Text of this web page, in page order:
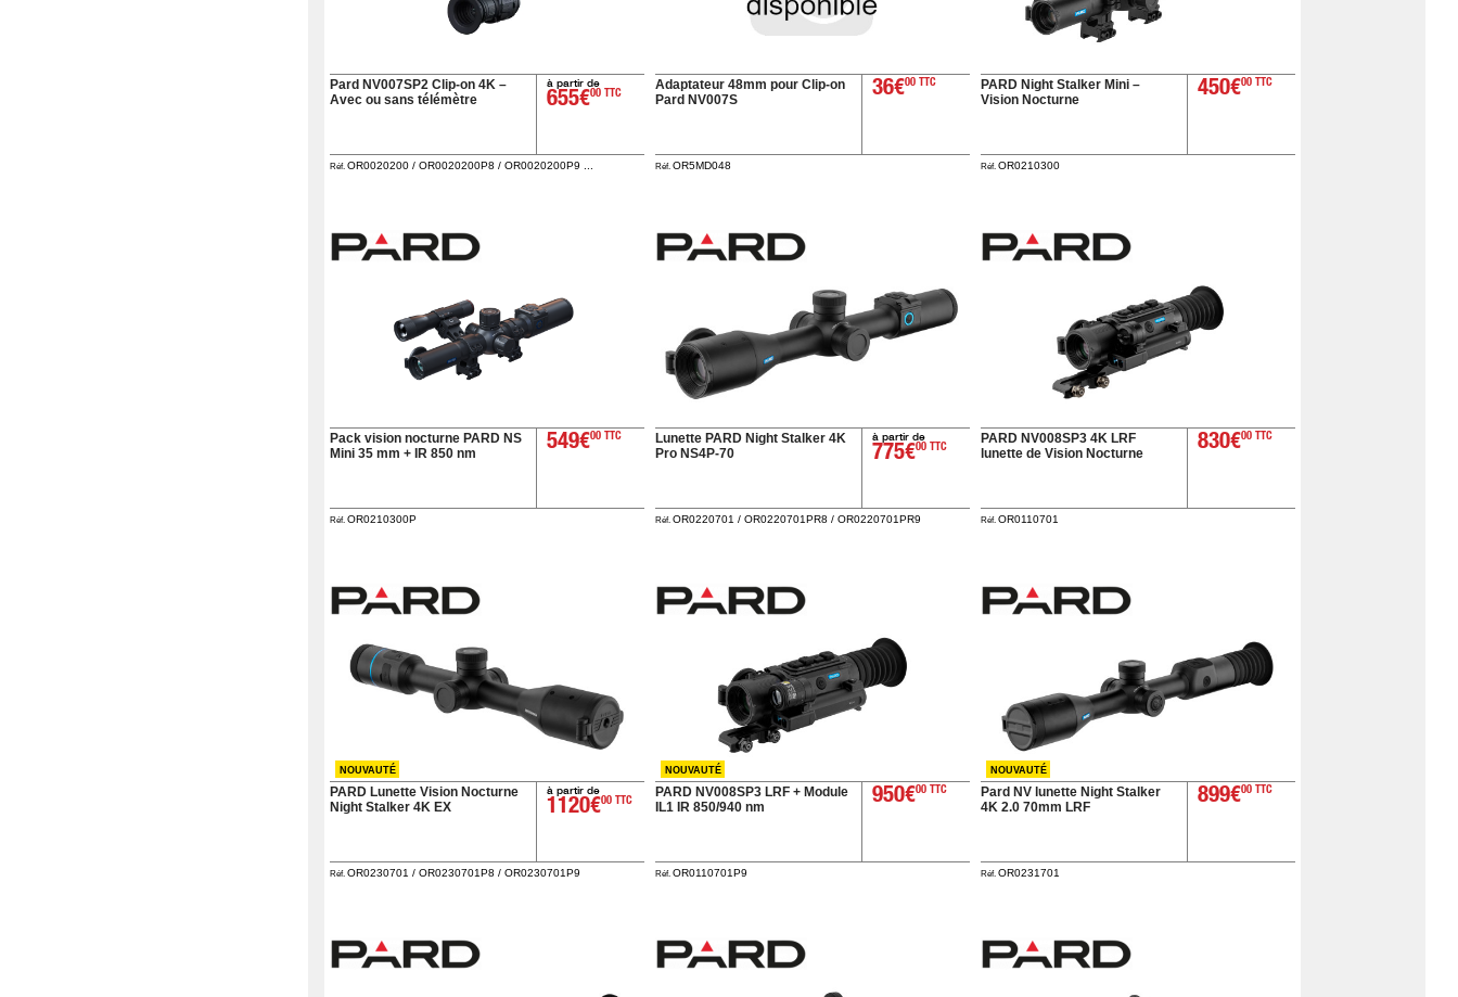
Pard NV007SP2 Clip-on 4K –
Avec ou sans télémètre
à partir de
655€00 TTC
Réf. OR0020200 / OR0020200P8 / OR0020200P9 ...
Adaptateur 48mm pour Clip-on
Pard NV007S
36€00 TTC
Réf. OR5MD048
PARD Night Stalker Mini –
Vision Nocturne
450€00 TTC
Réf. OR0210300
Pack vision nocturne PARD NS
Mini 35 mm + IR 850 nm
549€00 TTC
Réf. OR0210300P
Lunette PARD Night Stalker 4K
Pro NS4P‑70
à partir de
775€00 TTC
Réf. OR0220701 / OR0220701PR8 / OR0220701PR9
PARD NV008SP3 4K LRF
lunette de Vision Nocturne
830€00 TTC
Réf. OR0110701
PARD Lunette Vision Nocturne
Night Stalker 4K EX
NOUVAUTÉ
à partir de
1120€00 TTC
Réf. OR0230701 / OR0230701P8 / OR0230701P9
PARD NV008SP3 LRF + Module
IL1 IR 850/940 nm
NOUVAUTÉ
950€00 TTC
Réf. OR0110701P9
Pard NV lunette Night Stalker
4K 2.0 70mm LRF
NOUVAUTÉ
899€00 TTC
Réf. OR0231701